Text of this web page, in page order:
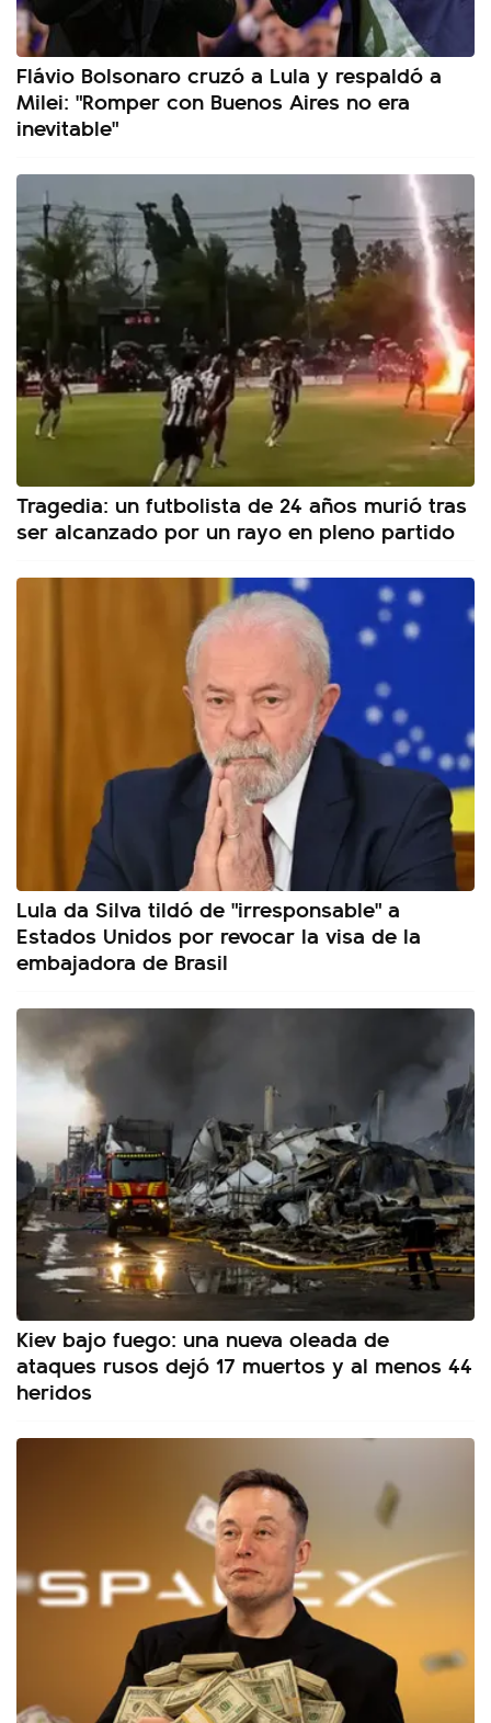
Flávio Bolsonaro cruzó a Lula y respaldó a
Milei: "Romper con Buenos Aires no era
inevitable"
Tragedia: un futbolista de 24 años murió tras
ser alcanzado por un rayo en pleno partido
Lula da Silva tildó de "irresponsable" a
Estados Unidos por revocar la visa de la
embajadora de Brasil
Kiev bajo fuego: una nueva oleada de
ataques rusos dejó 17 muertos y al menos 44
heridos